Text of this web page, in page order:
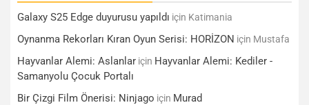
Galaxy S25 Edge duyurusu yapıldı için Katimania
Oynanma Rekorları Kıran Oyun Serisi: HORİZON için Mustafa
Hayvanlar Alemi: Aslanlar için Hayvanlar Alemi: Kediler -
Samanyolu Çocuk Portalı
Bir Çizgi Film Önerisi: Ninjago için Murad